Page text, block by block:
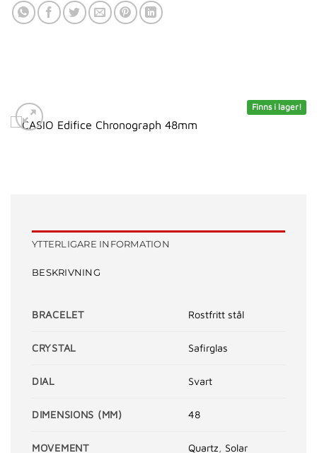
Finns i lager!
YTTERLIGARE INFORMATION
BESKRIVNING
BRACELET Rostfritt stål
CRYSTAL Safirglas
DIAL Svart
DIMENSIONS (MM) 48
MOVEMENT Quartz, Solar